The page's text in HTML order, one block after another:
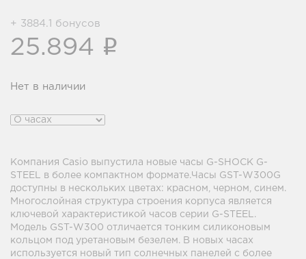
+ 3884.1 бонусов
25.894 i
Нет в наличии
Компания Casio выпустила новые часы G-SHOCK G-
STEEL в более компактном формате.Часы GST-W300G
доступны в нескольких цветах: красном, черном, синем.
Многослойная структура строения корпуса является
ключевой характеристикой часов серии G-STEEL.
Модель GST-W300 отличается тонким силиконовым
кольцом под уретановым безелем. В новых часах
используется новый тип солнечных панелей с более